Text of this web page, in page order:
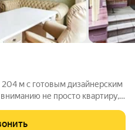
м с готовым дизайнерским
не просто квартиру, а
готовое решение для тех,